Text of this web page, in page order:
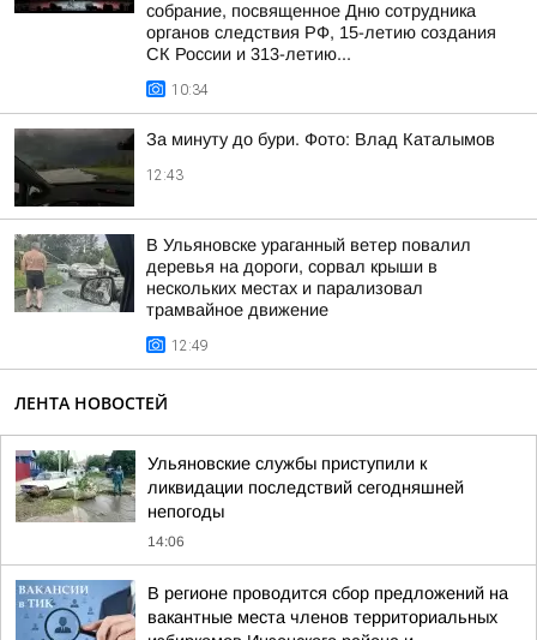
собрание, посвященное Дню сотрудника
органов следствия РФ, 15-летию создания
СК России и 313-летию...
10:34
За минуту до бури. Фото: Влад Каталымов
12:43
В Ульяновске ураганный ветер повалил
деревья на дороги, сорвал крыши в
нескольких местах и парализовал
трамвайное движение
12:49
ЛЕНТА НОВОСТЕЙ
Ульяновские службы приступили к
ликвидации последствий сегодняшней
непогоды
14:06
В регионе проводится сбор предложений на
вакантные места членов территориальных